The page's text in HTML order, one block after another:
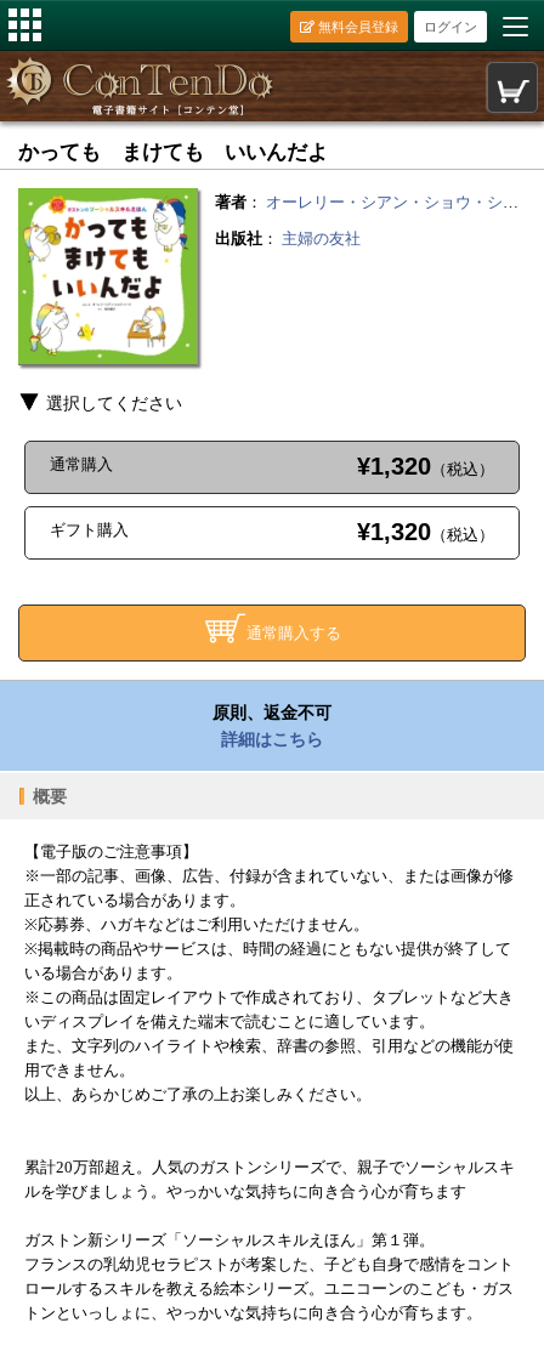
ログイン
無料会員登録
かっても まけても いいんだよ
著者 ： オーレリー・シアン・ショウ・シーヌ
出版社 ： 主婦の友社
選択してください
通常購入 ¥1,320 （税込）
ギフト購入 ¥1,320 （税込）
通常購入する
原則、返金不可
詳細はこちら
概要
【電子版のご注意事項】
※一部の記事、画像、広告、付録が含まれていない、または画像が修
正されている場合があります。
※応募券、ハガキなどはご利用いただけません。
※掲載時の商品やサービスは、時間の経過にともない提供が終了して
いる場合があります。
※この商品は固定レイアウトで作成されており、タブレットなど大き
いディスプレイを備えた端末で読むことに適しています。
また、文字列のハイライトや検索、辞書の参照、引用などの機能が使
用できません。
以上、あらかじめご了承の上お楽しみください。
累計20万部超え。人気のガストンシリーズで、親子でソーシャルスキ
ルを学びましょう。やっかいな気持ちに向き合う心が育ちます
ガストン新シリーズ「ソーシャルスキルえほん」第１弾。
フランスの乳幼児セラピストが考案した、子ども自身で感情をコント
ロールするスキルを教える絵本シリーズ。ユニコーンのこども・ガス
トンといっしょに、やっかいな気持ちに向き合う心が育ちます。